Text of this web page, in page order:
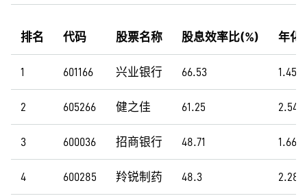
排名 代码 股票名称 股息效率比(%) 年化
1 601166 兴业银行 66.53 1.45
2 605266 健之佳 61.25 2.54
3 600036 招商银行 48.71 1.66
4 600285 羚锐制药 48.3 2.28